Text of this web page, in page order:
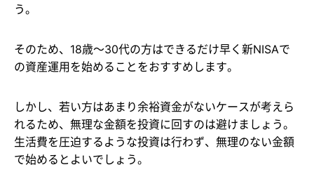
う。
そのため、18歳～30代の方はできるだけ早く新NISAで
の資産運用を始めることをおすすめします。
しかし、若い方はあまり余裕資金がないケースが考えら
れるため、無理な金額を投資に回すのは避けましょう。
生活費を圧迫するような投資は行わず、無理のない金額
で始めるとよいでしょう。